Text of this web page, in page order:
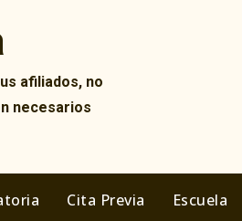
afiliados, no
necesarios
Cita Previa Escuela